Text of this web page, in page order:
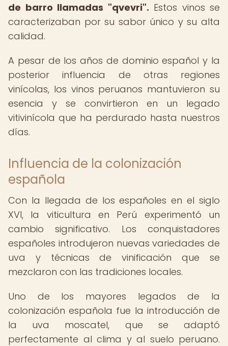
de barro llamadas "qvevri". Estos vinos se
caracterizaban por su sabor único y su alta
calidad.
A pesar de los años de dominio español y la
posterior influencia de otras regiones
vinícolas, los vinos peruanos mantuvieron su
esencia y se convirtieron en un legado
vitivinícola que ha perdurado hasta nuestros
días.
Influencia de la colonización
española
Con la llegada de los españoles en el siglo
XVI, la viticultura en Perú experimentó un
cambio significativo. Los conquistadores
españoles introdujeron nuevas variedades de
uva y técnicas de vinificación que se
mezclaron con las tradiciones locales.
Uno de los mayores legados de la
colonización española fue la introducción de
la uva moscatel, que se adaptó
perfectamente al clima y al suelo peruano.